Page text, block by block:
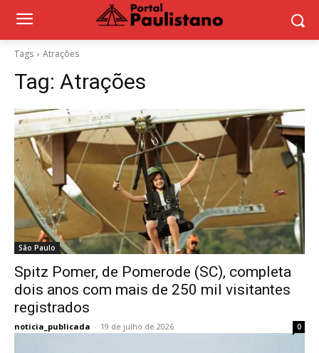
Tags Atrações
Tag: Atrações
São Paulo
Spitz Pomer, de Pomerode (SC), completa
dois anos com mais de 250 mil visitantes
registrados
noticia_publicada - 19 de julho de 2026 0